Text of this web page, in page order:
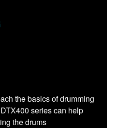
the basics of drumming
series can help
the drums